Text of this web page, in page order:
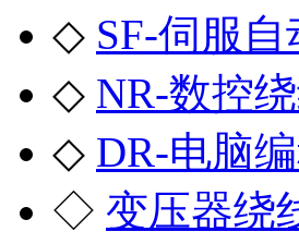
◇ SF-伺服
◇ NR-数控
◇ DR-电脑
◇ 变压器绕